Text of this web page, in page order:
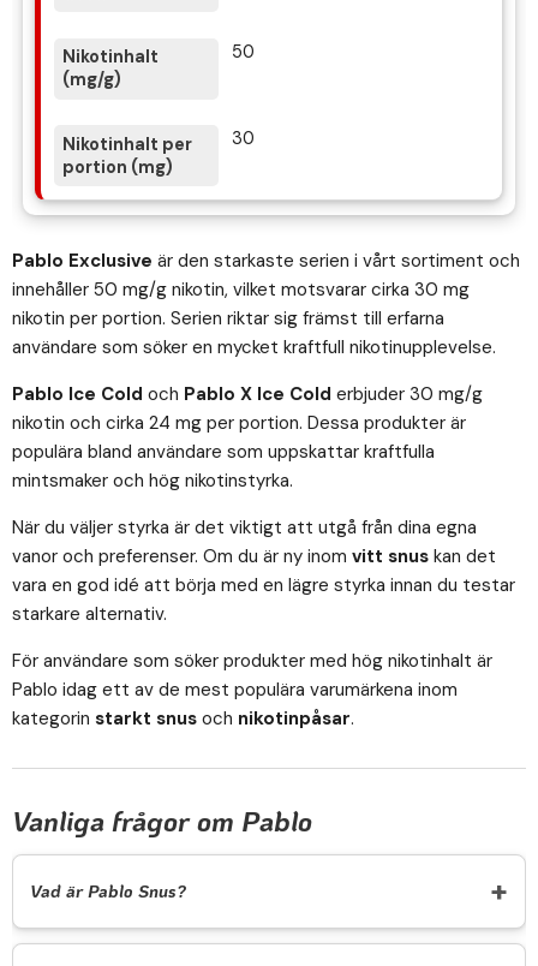
50
30
Pablo Exclusive är den starkaste serien i vårt sortiment och
innehåller 50 mg/g nikotin, vilket motsvarar cirka 30 mg
nikotin per portion. Serien riktar sig främst till erfarna
användare som söker en mycket kraftfull nikotinupplevelse.
Pablo Ice Cold och Pablo X Ice Cold erbjuder 30 mg/g
nikotin och cirka 24 mg per portion. Dessa produkter är
populära bland användare som uppskattar kraftfulla
mintsmaker och hög nikotinstyrka.
När du väljer styrka är det viktigt att utgå från dina egna
vanor och preferenser. Om du är ny inom vitt snus kan det
vara en god idé att börja med en lägre styrka innan du testar
starkare alternativ.
För användare som söker produkter med hög nikotinhalt är
Pablo idag ett av de mest populära varumärkena inom
kategorin starkt snus och nikotinpåsar.
Vanliga frågor om Pablo
Vad är Pablo Snus?